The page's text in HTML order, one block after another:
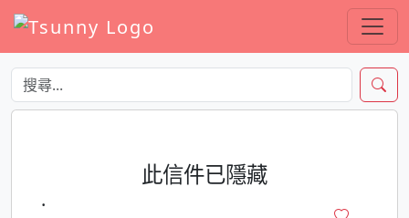
此信件已隱藏
·